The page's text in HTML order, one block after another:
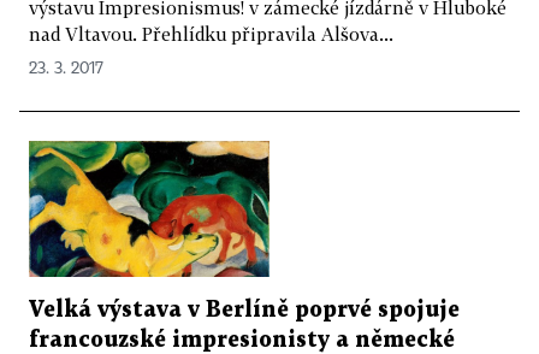
výstavu Impresionismus! v zámecké jízdárně v Hluboké
nad Vltavou. Přehlídku připravila Alšova...
23. 3. 2017
Velká výstava v Berlíně poprvé spojuje
francouzské impresionisty a německé